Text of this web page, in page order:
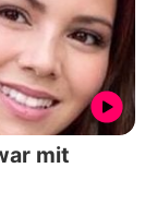
mit